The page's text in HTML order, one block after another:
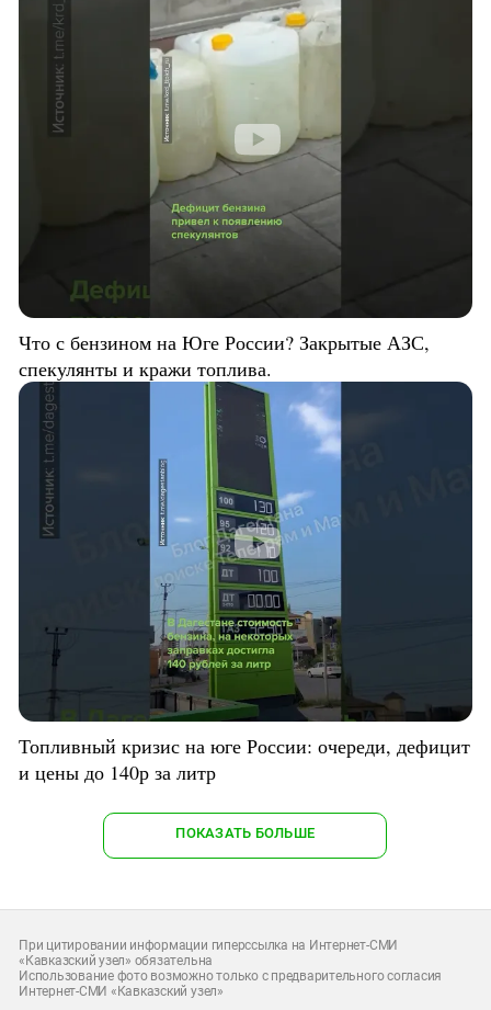
Что с бензином на Юге России? Закрытые АЗС,
спекулянты и кражи топлива.
Топливный кризис на юге России: очереди, дефицит
и цены до 140р за литр
ПОКАЗАТЬ БОЛЬШЕ
При цитировании информации гиперссылка на Интернет-СМИ
«Кавказский узел» обязательна
Использование фото возможно только с предварительного согласия
Интернет-СМИ «Кавказский узел»